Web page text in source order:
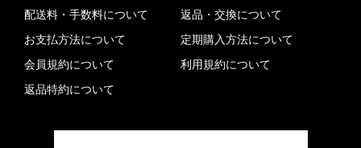
配送料・手数料について
お支払方法について
会員規約について
返品特約について
返品・交換について
定期購入方法について
利用規約について